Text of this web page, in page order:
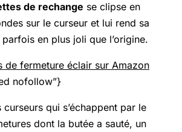
de rechange se clipse en
sur le curseur et lui rend sa
en plus joli que l’origine.
de fermeture éclair sur Amazon
nofollow”}
qui s’échappent par le
dont la butée a sauté, un